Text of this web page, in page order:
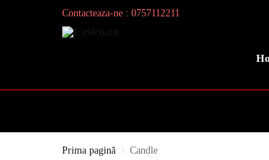
Contacteaza-ne : 0757112211
Search
Prima pagină / Candle